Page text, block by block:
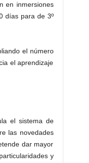
en inmersiones
días para de 3º
el número
el aprendizaje
el sistema de
las novedades
dar mayor
y